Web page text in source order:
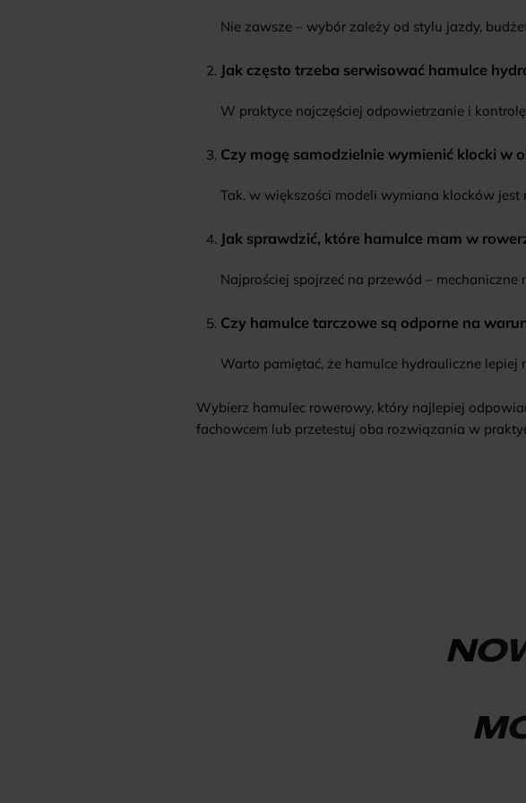
Nie zawsze – wybór zależy od stylu jazdy,
Jak często trzeba serwisować hamulce
W praktyce najczęściej odpowietrzanie i
Czy mogę samodzielnie wymienić klocki w
Tak, w większości modeli wymiana klocków
Jak sprawdzić, które hamulce mam w
Najprościej spojrzeć na przewód –
Czy hamulce tarczowe są odporne na
Warto pamiętać, że hamulce hydrauliczne lepiej
Wybierz hamulec rowerowy, który najlepiej
fachowcem lub przetestuj oba rozwiązania w